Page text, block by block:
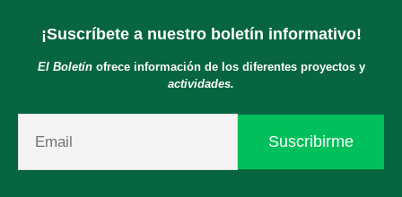
¡Suscríbete a nuestro boletín informativo!
El Boletínofrece información de los diferentes proyectos y
actividades.